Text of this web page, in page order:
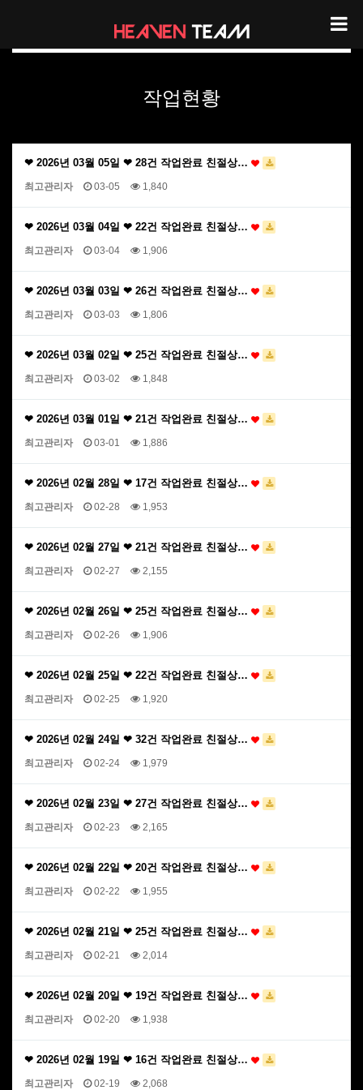
헤븐팀 작업현황
작업현황
❤ 2026년 03월 05일 ❤ 28건 작업완료 친절상…
최고관리자 03-05 1,840
❤ 2026년 03월 04일 ❤ 22건 작업완료 친절상…
최고관리자 03-04 1,906
❤ 2026년 03월 03일 ❤ 26건 작업완료 친절상…
최고관리자 03-03 1,806
❤ 2026년 03월 02일 ❤ 25건 작업완료 친절상…
최고관리자 03-02 1,848
❤ 2026년 03월 01일 ❤ 21건 작업완료 친절상…
최고관리자 03-01 1,886
❤ 2026년 02월 28일 ❤ 17건 작업완료 친절상…
최고관리자 02-28 1,953
❤ 2026년 02월 27일 ❤ 21건 작업완료 친절상…
최고관리자 02-27 2,155
❤ 2026년 02월 26일 ❤ 25건 작업완료 친절상…
최고관리자 02-26 1,906
❤ 2026년 02월 25일 ❤ 22건 작업완료 친절상…
최고관리자 02-25 1,920
❤ 2026년 02월 24일 ❤ 32건 작업완료 친절상…
최고관리자 02-24 1,979
❤ 2026년 02월 23일 ❤ 27건 작업완료 친절상…
최고관리자 02-23 2,165
❤ 2026년 02월 22일 ❤ 20건 작업완료 친절상…
최고관리자 02-22 1,955
❤ 2026년 02월 21일 ❤ 25건 작업완료 친절상…
최고관리자 02-21 2,014
❤ 2026년 02월 20일 ❤ 19건 작업완료 친절상…
최고관리자 02-20 1,938
❤ 2026년 02월 19일 ❤ 16건 작업완료 친절상…
최고관리자 02-19 2,068